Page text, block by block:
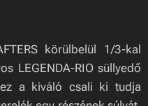
körülbelül 1/3-kal
LEGENDA-RIO süllyedő
a kiváló csali ki tudja